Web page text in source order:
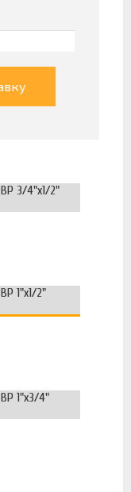
3/4"х1/2"
1"х1/2"
1"х3/4"